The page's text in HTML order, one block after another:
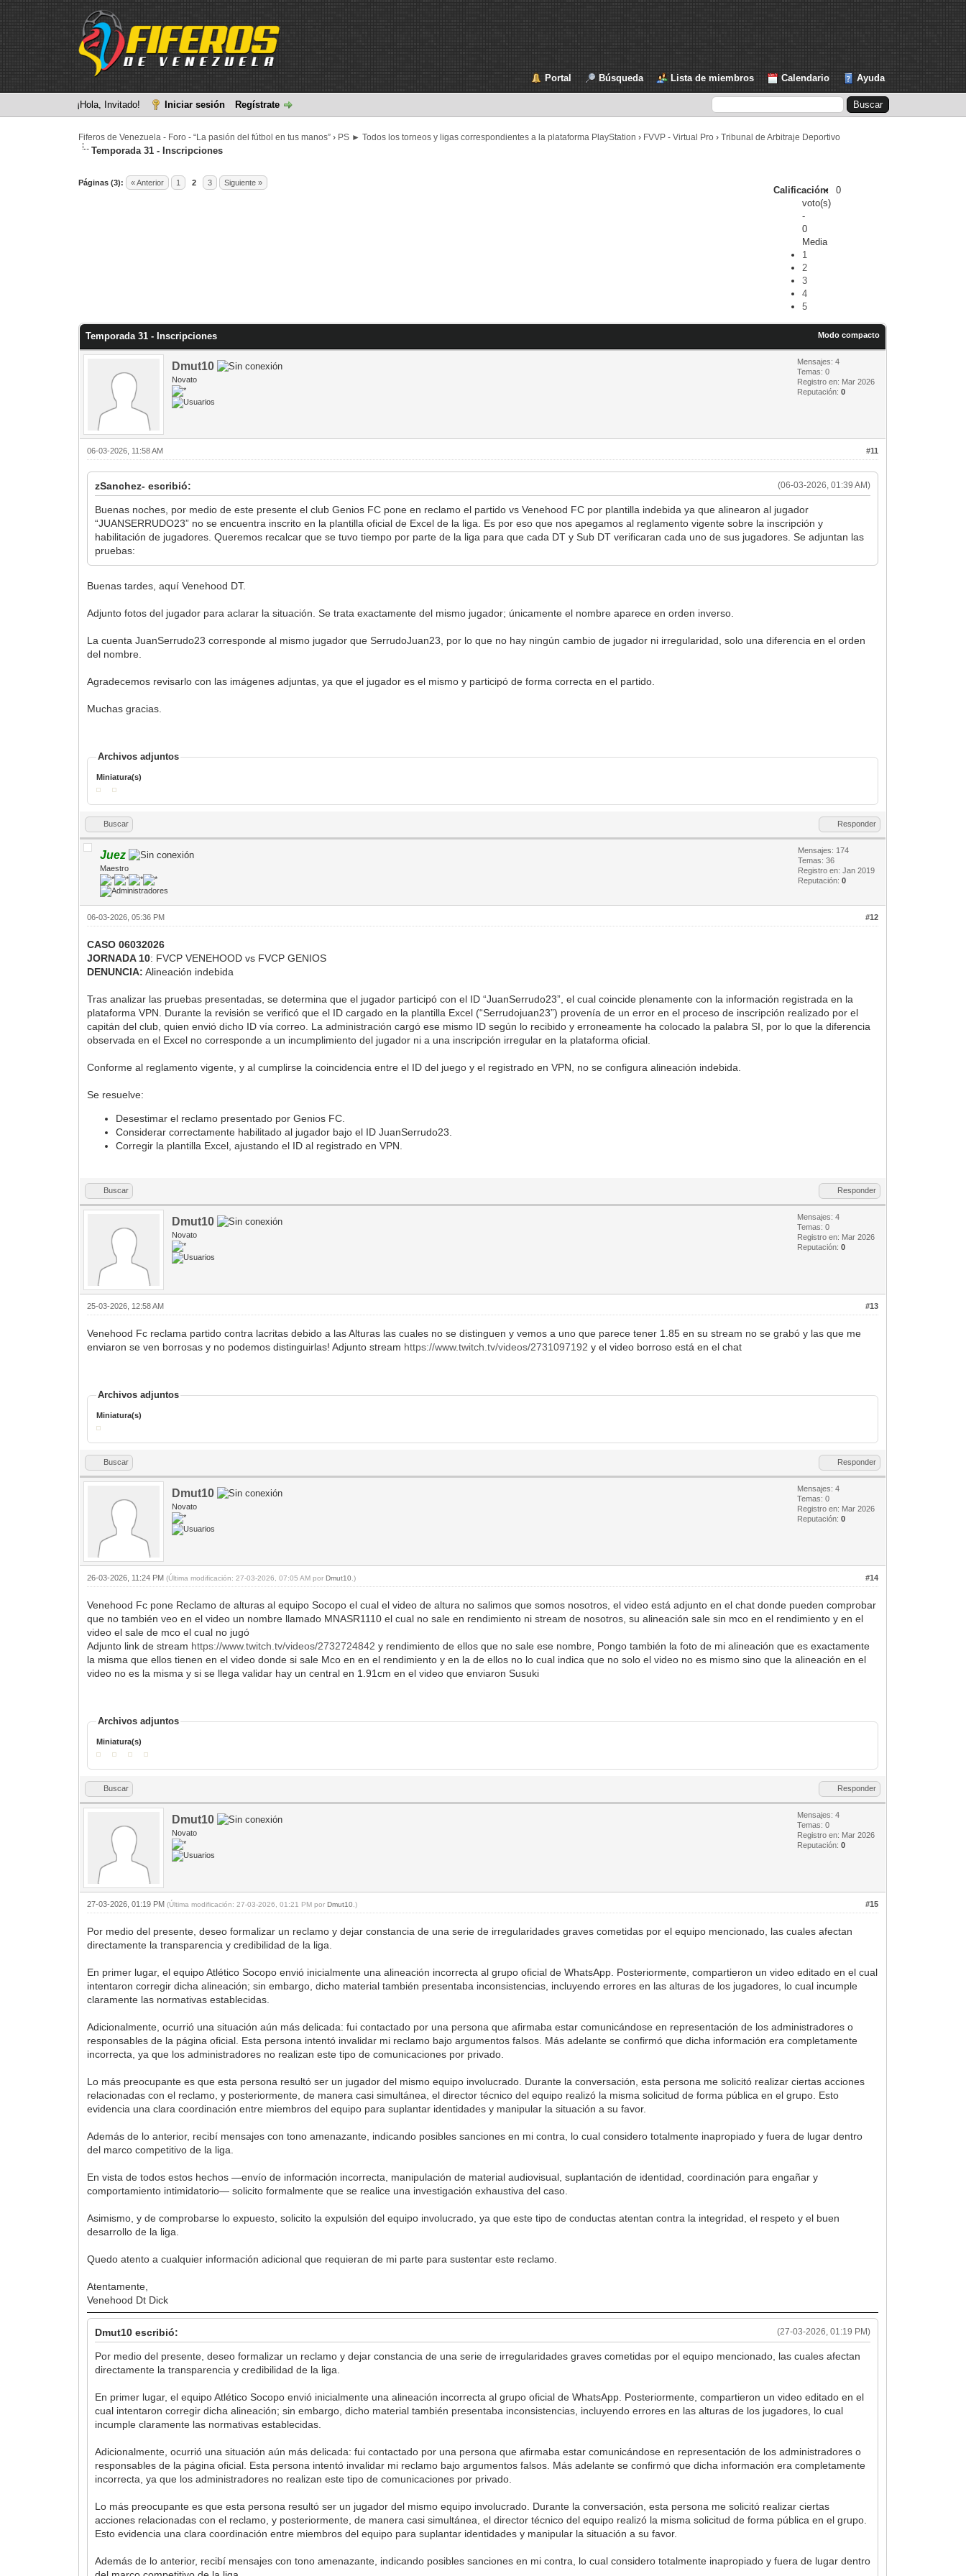
Portal Búsqueda Lista de miembros Calendario Ayuda
¡Hola, Invitado! Iniciar sesión Regístrate
Fiferos de Venezuela - Foro - “La pasión del fútbol en tus manos” › PS ► Todos los torneos y ligas correspondientes a la plataforma PlayStation › FVVP - Virtual Pro ›Tribunal de Arbitraje Deportivo
Temporada 31 - Inscripciones
Páginas (3): « Anterior 1 2 3 Siguiente »
Calificación:
0
voto(s)
-
0
Media
1
2
3
4
5
Modo compacto
Temporada 31 - Inscripciones
Dmut10
Novato
Mensajes: 4
Temas: 0
Registro en: Mar 2026
Reputación:0
#11
06-03-2026, 11:58 AM
(06-03-2026, 01:39 AM)
zSanchez- escribió:
Buenas noches, por medio de este presente el club Genios FC pone en reclamo el partido vs Venehood FC por plantilla indebida ya que alinearon al jugador
“JUANSERRUDO23” no se encuentra inscrito en la plantilla oficial de Excel de la liga. Es por eso que nos apegamos al reglamento vigente sobre la inscripción y
habilitación de jugadores. Queremos recalcar que se tuvo tiempo por parte de la liga para que cada DT y Sub DT verificaran cada uno de sus jugadores. Se adjuntan las
pruebas:
Buenas tardes, aquí Venehood DT.
Adjunto fotos del jugador para aclarar la situación. Se trata exactamente del mismo jugador; únicamente el nombre aparece en orden inverso.
La cuenta JuanSerrudo23 corresponde al mismo jugador que SerrudoJuan23, por lo que no hay ningún cambio de jugador ni irregularidad, solo una diferencia en el orden
del nombre.
Agradecemos revisarlo con las imágenes adjuntas, ya que el jugador es el mismo y participó de forma correcta en el partido.
Muchas gracias.
Archivos adjuntos
Miniatura(s)
Buscar Responder
Juez
Maestro
Mensajes: 174
Temas: 36
Registro en: Jan 2019
Reputación:0
#12
06-03-2026, 05:36 PM
CASO 06032026
JORNADA 10: FVCP VENEHOOD vs FVCP GENIOS
DENUNCIA: Alineación indebida
Tras analizar las pruebas presentadas, se determina que el jugador participó con el ID “JuanSerrudo23”, el cual coincide plenamente con la información registrada en la
plataforma VPN. Durante la revisión se verificó que el ID cargado en la plantilla Excel (“Serrudojuan23”) provenía de un error en el proceso de inscripción realizado por el
capitán del club, quien envió dicho ID vía correo. La administración cargó ese mismo ID según lo recibido y erroneamente ha colocado la palabra SI, por lo que la diferencia
observada en el Excel no corresponde a un incumplimiento del jugador ni a una inscripción irregular en la plataforma oficial.
Conforme al reglamento vigente, y al cumplirse la coincidencia entre el ID del juego y el registrado en VPN, no se configura alineación indebida.
Se resuelve:
Desestimar el reclamo presentado por Genios FC.
Considerar correctamente habilitado al jugador bajo el ID JuanSerrudo23.
Corregir la plantilla Excel, ajustando el ID al registrado en VPN.
Buscar Responder
Dmut10
Novato
Mensajes: 4
Temas: 0
Registro en: Mar 2026
Reputación:0
#13
25-03-2026, 12:58 AM
Venehood Fc reclama partido contra lacritas debido a las Alturas las cuales no se distinguen y vemos a uno que parece tener 1.85 en su stream no se grabó y las que me
enviaron se ven borrosas y no podemos distinguirlas! Adjunto stream https://www.twitch.tv/videos/2731097192 y el video borroso está en el chat
Archivos adjuntos
Miniatura(s)
Buscar Responder
Dmut10
Novato
Mensajes: 4
Temas: 0
Registro en: Mar 2026
Reputación:0
#14
26-03-2026, 11:24 PM(Última modificación: 27-03-2026, 07:05 AM porDmut10 .)
Venehood Fc pone Reclamo de alturas al equipo Socopo el cual el video de altura no salimos que somos nosotros, el video está adjunto en el chat donde pueden comprobar
que no también veo en el video un nombre llamado MNASR1110 el cual no sale en rendimiento ni stream de nosotros, su alineación sale sin mco en el rendimiento y en el
video el sale de mco el cual no jugó
Adjunto link de stream https://www.twitch.tv/videos/2732724842 y rendimiento de ellos que no sale ese nombre, Pongo también la foto de mi alineación que es exactamente
la misma que ellos tienen en el video donde si sale Mco en en el rendimiento y en la de ellos no lo cual indica que no solo el video no es mismo sino que la alineación en el
video no es la misma y si se llega validar hay un central en 1.91cm en el video que enviaron Susuki
Archivos adjuntos
Miniatura(s)
Buscar Responder
Dmut10
Novato
Mensajes: 4
Temas: 0
Registro en: Mar 2026
Reputación:0
#15
27-03-2026, 01:19 PM(Última modificación: 27-03-2026, 01:21 PM porDmut10 .)
Por medio del presente, deseo formalizar un reclamo y dejar constancia de una serie de irregularidades graves cometidas por el equipo mencionado, las cuales afectan
directamente la transparencia y credibilidad de la liga.
En primer lugar, el equipo Atlético Socopo envió inicialmente una alineación incorrecta al grupo oficial de WhatsApp. Posteriormente, compartieron un video editado en el cual
intentaron corregir dicha alineación; sin embargo, dicho material también presentaba inconsistencias, incluyendo errores en las alturas de los jugadores, lo cual incumple
claramente las normativas establecidas.
Adicionalmente, ocurrió una situación aún más delicada: fui contactado por una persona que afirmaba estar comunicándose en representación de los administradores o
responsables de la página oficial. Esta persona intentó invalidar mi reclamo bajo argumentos falsos. Más adelante se confirmó que dicha información era completamente
incorrecta, ya que los administradores no realizan este tipo de comunicaciones por privado.
Lo más preocupante es que esta persona resultó ser un jugador del mismo equipo involucrado. Durante la conversación, esta persona me solicitó realizar ciertas acciones
relacionadas con el reclamo, y posteriormente, de manera casi simultánea, el director técnico del equipo realizó la misma solicitud de forma pública en el grupo. Esto
evidencia una clara coordinación entre miembros del equipo para suplantar identidades y manipular la situación a su favor.
Además de lo anterior, recibí mensajes con tono amenazante, indicando posibles sanciones en mi contra, lo cual considero totalmente inapropiado y fuera de lugar dentro
del marco competitivo de la liga.
En vista de todos estos hechos —envío de información incorrecta, manipulación de material audiovisual, suplantación de identidad, coordinación para engañar y
comportamiento intimidatorio— solicito formalmente que se realice una investigación exhaustiva del caso.
Asimismo, y de comprobarse lo expuesto, solicito la expulsión del equipo involucrado, ya que este tipo de conductas atentan contra la integridad, el respeto y el buen
desarrollo de la liga.
Quedo atento a cualquier información adicional que requieran de mi parte para sustentar este reclamo.
Atentamente,
Venehood Dt Dick
(27-03-2026, 01:19 PM)
Dmut10 escribió:
Por medio del presente, deseo formalizar un reclamo y dejar constancia de una serie de irregularidades graves cometidas por el equipo mencionado, las cuales afectan
directamente la transparencia y credibilidad de la liga.
En primer lugar, el equipo Atlético Socopo envió inicialmente una alineación incorrecta al grupo oficial de WhatsApp. Posteriormente, compartieron un video editado en el
cual intentaron corregir dicha alineación; sin embargo, dicho material también presentaba inconsistencias, incluyendo errores en las alturas de los jugadores, lo cual
incumple claramente las normativas establecidas.
Adicionalmente, ocurrió una situación aún más delicada: fui contactado por una persona que afirmaba estar comunicándose en representación de los administradores o
responsables de la página oficial. Esta persona intentó invalidar mi reclamo bajo argumentos falsos. Más adelante se confirmó que dicha información era completamente
incorrecta, ya que los administradores no realizan este tipo de comunicaciones por privado.
Lo más preocupante es que esta persona resultó ser un jugador del mismo equipo involucrado. Durante la conversación, esta persona me solicitó realizar ciertas
acciones relacionadas con el reclamo, y posteriormente, de manera casi simultánea, el director técnico del equipo realizó la misma solicitud de forma pública en el grupo.
Esto evidencia una clara coordinación entre miembros del equipo para suplantar identidades y manipular la situación a su favor.
Además de lo anterior, recibí mensajes con tono amenazante, indicando posibles sanciones en mi contra, lo cual considero totalmente inapropiado y fuera de lugar dentro